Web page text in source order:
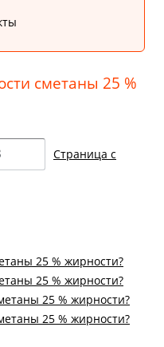
сметаны 25 %
Страница с
25 % жирности?
25 % жирности?
25 % жирности?
25 % жирности?